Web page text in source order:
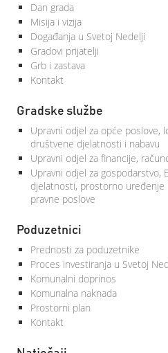
Dan grada
Misija i vizija
Događanja u Svetoj Nedelji
Gradovi prijatelji
Grb i zastava
Kontakt
Gradske službe
Upravni odjel za opće poslove,
društvene djelatnosti i nabavu
Upravni odjel za financije,
Upravni odjel za gospodarstvo,
djelatnosti, prostorno uređenje
pravne poslove
Poduzetnici
Prednosti za poduzetnike
Proces investiranja u Svetoj
Komunalni doprinos
Komunalna naknada
Prostorni plan
Kontakt